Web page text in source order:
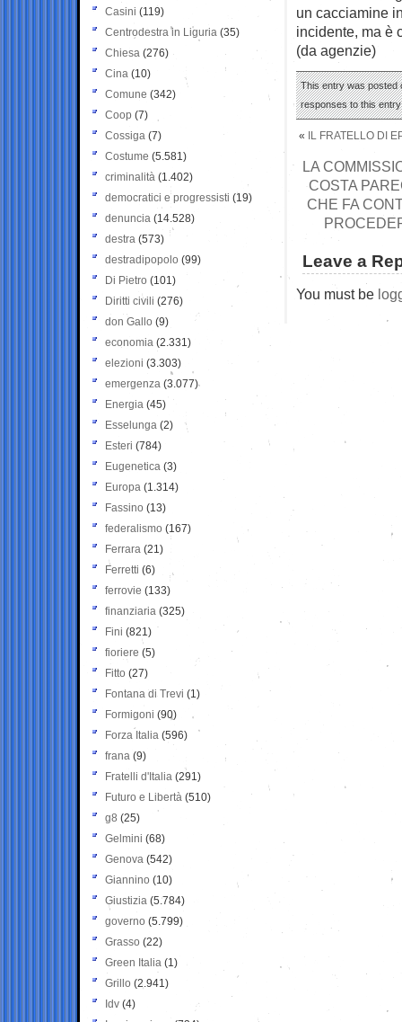
un cacciamine
incidente, ma è
(da agenzie)
This entry was posted
responses to this
« IL FRATELLO DI
LA
COSTA
CHE FA
Leave a
You must be
Casini (119)
Centrodestra in Liguria (35)
Chiesa (276)
Cina (10)
Comune (342)
Coop (7)
Cossiga (7)
Costume (5.581)
criminalità (1.402)
democratici e progressisti (19)
denuncia (14.528)
destra (573)
destradipopolo (99)
Di Pietro (101)
Diritti civili (276)
don Gallo (9)
economia (2.331)
elezioni (3.303)
emergenza (3.077)
Energia (45)
Esselunga (2)
Esteri (784)
Eugenetica (3)
Europa (1.314)
Fassino (13)
federalismo (167)
Ferrara (21)
Ferretti (6)
ferrovie (133)
finanziaria (325)
Fini (821)
fioriere (5)
Fitto (27)
Fontana di Trevi (1)
Formigoni (90)
Forza Italia (596)
frana (9)
Fratelli d'Italia (291)
Futuro e Libertà (510)
g8 (25)
Gelmini (68)
Genova (542)
Giannino (10)
Giustizia (5.784)
governo (5.799)
Grasso (22)
Green Italia (1)
Grillo (2.941)
Idv (4)